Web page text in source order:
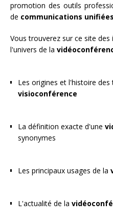
promotion des outils
de communications unifiées
Vous trouverez sur ce site
l'univers de la
Les origines et l'histoire des
visioconférence
La définition exacte d'une
synonymes
Les principaux usages de la
L'actualité de la